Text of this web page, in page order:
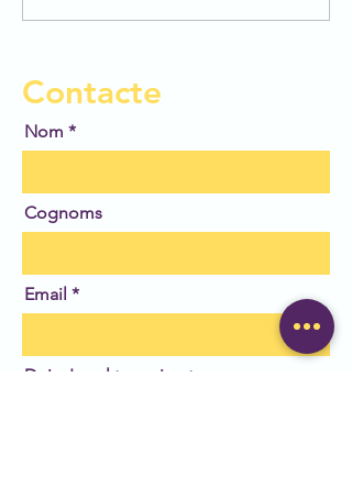
Contacte
Nom
Cognoms
Email
Deixa'ns el teu missatge